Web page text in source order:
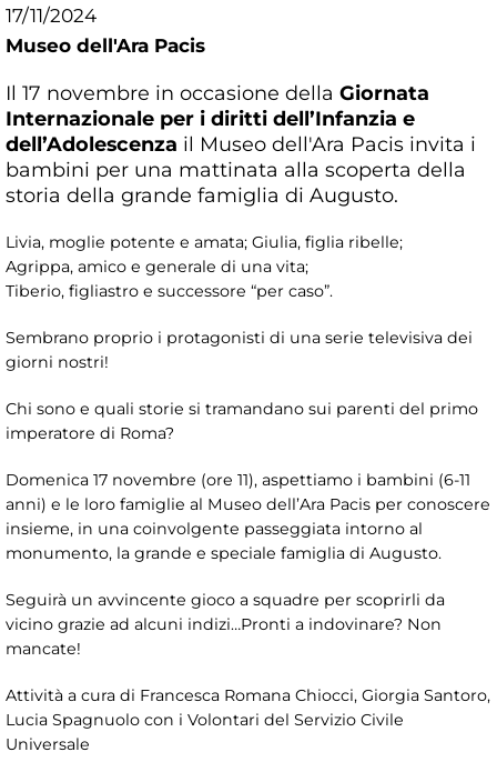
17/11/2024
Museo dell'Ara Pacis
Il 17 novembre in occasione della Giornata
Internazionale per i diritti dell’Infanzia e
dell’Adolescenza il Museo dell'Ara Pacis invita i
bambini per una mattinata alla scoperta della
storia della grande famiglia di Augusto.
Livia, moglie potente e amata; Giulia, figlia ribelle;
Agrippa, amico e generale di una vita;
Tiberio, figliastro e successore “per caso”.
Sembrano proprio i protagonisti di una serie televisiva dei
giorni nostri!
Chi sono e quali storie si tramandano sui parenti del primo
imperatore di Roma?
Domenica 17 novembre (ore 11), aspettiamo i bambini (6-11
anni) e le loro famiglie al Museo dell’Ara Pacis per conoscere
insieme, in una coinvolgente passeggiata intorno al
monumento, la grande e speciale famiglia di Augusto.
Seguirà un avvincente gioco a squadre per scoprirli da
vicino grazie ad alcuni indizi…Pronti a indovinare? Non
mancate!
Attività a cura di Francesca Romana Chiocci, Giorgia Santoro,
Lucia Spagnuolo con i Volontari del Servizio Civile
Universale